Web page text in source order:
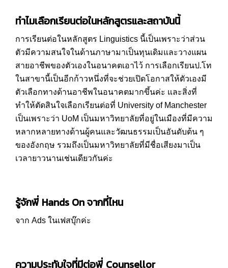
ทำไมเลือกเรียนต่อในหลักสูตรและสถาบันนี้
การเรียนต่อในหลักสูตร Linguistics นี้เป็นเพราะว่าส่วน
ตัวมีความสนใจในด้านภาษามาเป็นทุนเดิมและวางแผน
สายอาชีพของตัวเองในอนาคตเอาไว้ การเลือกเรียนป.โท
ในสาขานี้เป็นอีกก้าวหนึ่งที่จะช่วยเปิดโอกาสให้ตัวเองมี
ตัวเลือกทางด้านอาชีพในอนาคตมากขึ้นค่ะ และสิ่งที่
ทำให้ตัดสินใจเลือกเรียนต่อที่ University of Manchester
เป็นเพราะว่า UoM เป็นมหาวิทยาลัยที่อยู่ในเมืองที่มีความ
หลากหลายทางด้านผู้คนและวัฒนธรรมเป็นอันดับต้น ๆ
ของอังกฤษ รวมถึงเป็นมหาวิทยาลัยที่มีชื่อเสียงมาเป็น
เวลายาวนานเช่นเดียวกันค่ะ
รู้จักพี่ Hands On จากที่ไหน
จาก Ads ในเฟสบุ๊กค่ะ
ความประทับใจที่มีต่อพี่ Counsellor